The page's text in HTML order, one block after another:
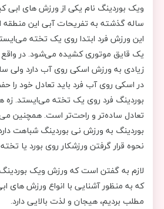
ویک بوردینگ نام یکی از ورزش های
ساله گذشته به تفریحات آبی این
این ورزش فرد ابتدا روی یک تخته
یک قایق موتوری کشیده می‌شود. در
زیادی به ورزش اسکی روی آب دارد ولی
در اسکی روی آب فرد باید تعادل خود را
بوردینگ فرد روی یک تخته می‌ایستد.
تعادل ساده‌تر و راحت‌تر است. همچنین
بوردینگ به ورزش‌ نی بوردینگ شباهت
نحوه قرار گرفتن ورزشکار روی بورد یا
لازم به گفتن است که ورزش ویک
که به منظور آشنایی با انواع ورزش های
مطلب بردیم، هیجان و لذت بالایی دارد.